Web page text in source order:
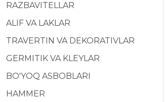
RAZBAVITELLAR
ALIF VA LAKLAR
TRAVERTIN VA DEKORATIVLAR
GERMITIK VA KLEYLAR
BO'YOQ ASBOBLARI
HAMMER